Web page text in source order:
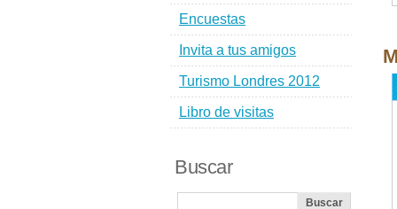
Encuestas
Invita a tus amigos
Turismo Londres 2012
Libro de visitas
Buscar